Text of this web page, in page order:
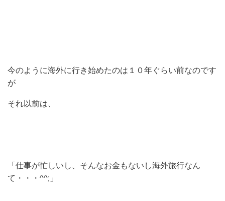
今のように海外に行き始めたのは１０年ぐらい前なのです
が
それ以前は、
「仕事が忙しいし、そんなお金もないし海外旅行なん
て・・・^^;」